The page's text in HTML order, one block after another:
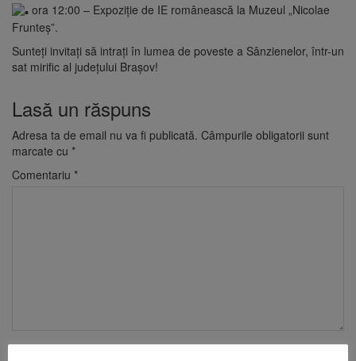
ora 12:00 – Expoziție de IE românească la Muzeul „Nicolae
Frunteș”.
Sunteţi invitaţi să intraţi în lumea de poveste a Sânzienelor, într-un
sat mirific al judeţului Braşov!
Lasă un răspuns
Adresa ta de email nu va fi publicată. Câmpurile obligatorii sunt
marcate cu *
Comentariu *